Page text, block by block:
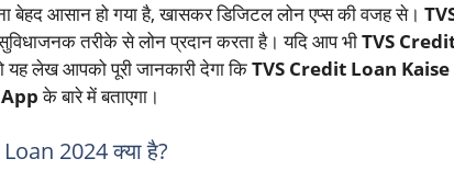
आसान हो गया है, खासकर डिजिटल लोन एप्स की वजह से।
तरीके से लोन प्रदान करता है। यदि आप भीTVS
यह लेख आपको पूरी जानकारी देगा किTVS Credit Loan Kaise
के बारे में बताएगा।
2024 क्या है?